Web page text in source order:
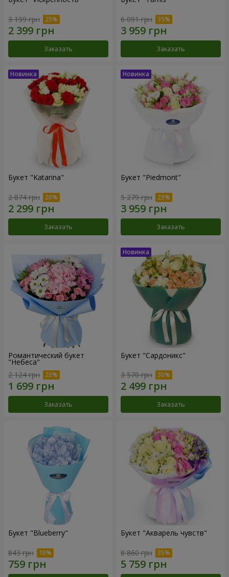
3 199 грн
Заказать
6 091 грн
Заказать
Букет "Katarina"
2 874 грн
Заказать
Букет "Piedmont"
5 279 грн
Заказать
Романтический букет
"Небеса"
2 124 грн
Заказать
Букет "Сардоникс"
3 570 грн
Заказать
Букет "Blueberry"
843 грн
Букет "Акварель чувств"
8 860 грн